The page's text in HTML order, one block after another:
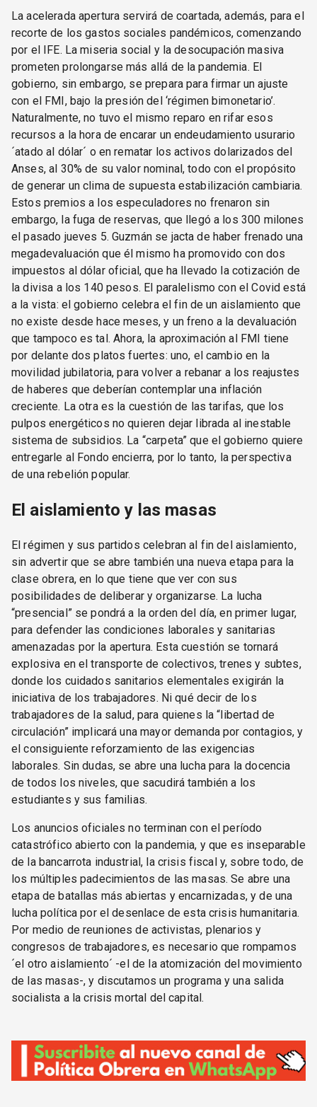
La acelerada apertura servirá de coartada, además, para el
recorte de los gastos sociales pandémicos, comenzando
por el IFE. La miseria social y la desocupación masiva
prometen prolongarse más allá de la pandemia. El
gobierno, sin embargo, se prepara para firmar un ajuste
con el FMI, bajo la presión del ‘régimen bimonetario’.
Naturalmente, no tuvo el mismo reparo en rifar esos
recursos a la hora de encarar un endeudamiento usurario
´atado al dólar´ o en rematar los activos dolarizados del
Anses, al 30% de su valor nominal, todo con el propósito
de generar un clima de supuesta estabilización cambiaria.
Estos premios a los especuladores no frenaron sin
embargo, la fuga de reservas, que llegó a los 300 milones
el pasado jueves 5. Guzmán se jacta de haber frenado una
megadevaluación que él mismo ha promovido con dos
impuestos al dólar oficial, que ha llevado la cotización de
la divisa a los 140 pesos. El paralelismo con el Covid está
a la vista: el gobierno celebra el fin de un aislamiento que
no existe desde hace meses, y un freno a la devaluación
que tampoco es tal. Ahora, la aproximación al FMI tiene
por delante dos platos fuertes: uno, el cambio en la
movilidad jubilatoria, para volver a rebanar a los reajustes
de haberes que deberían contemplar una inflación
creciente. La otra es la cuestión de las tarifas, que los
pulpos energéticos no quieren dejar librada al inestable
sistema de subsidios. La “carpeta” que el gobierno quiere
entregarle al Fondo encierra, por lo tanto, la perspectiva
de una rebelión popular.
El aislamiento y las masas
El régimen y sus partidos celebran al fin del aislamiento,
sin advertir que se abre también una nueva etapa para la
clase obrera, en lo que tiene que ver con sus
posibilidades de deliberar y organizarse. La lucha
“presencial” se pondrá a la orden del día, en primer lugar,
para defender las condiciones laborales y sanitarias
amenazadas por la apertura. Esta cuestión se tornará
explosiva en el transporte de colectivos, trenes y subtes,
donde los cuidados sanitarios elementales exigirán la
iniciativa de los trabajadores. Ni qué decir de los
trabajadores de la salud, para quienes la “libertad de
circulación” implicará una mayor demanda por contagios, y
el consiguiente reforzamiento de las exigencias
laborales. Sin dudas, se abre una lucha para la docencia
de todos los niveles, que sacudirá también a los
estudiantes y sus familias.
Los anuncios oficiales no terminan con el período
catastrófico abierto con la pandemia, y que es inseparable
de la bancarrota industrial, la crisis fiscal y, sobre todo, de
los múltiples padecimientos de las masas. Se abre una
etapa de batallas más abiertas y encarnizadas, y de una
lucha política por el desenlace de esta crisis humanitaria.
Por medio de reuniones de activistas, plenarios y
congresos de trabajadores, es necesario que rompamos
´el otro aislamiento´ -el de la atomización del movimiento
de las masas-, y discutamos un programa y una salida
socialista a la crisis mortal del capital.